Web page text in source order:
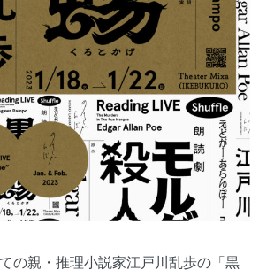
の親・推理小説家江戸川乱歩の「黒